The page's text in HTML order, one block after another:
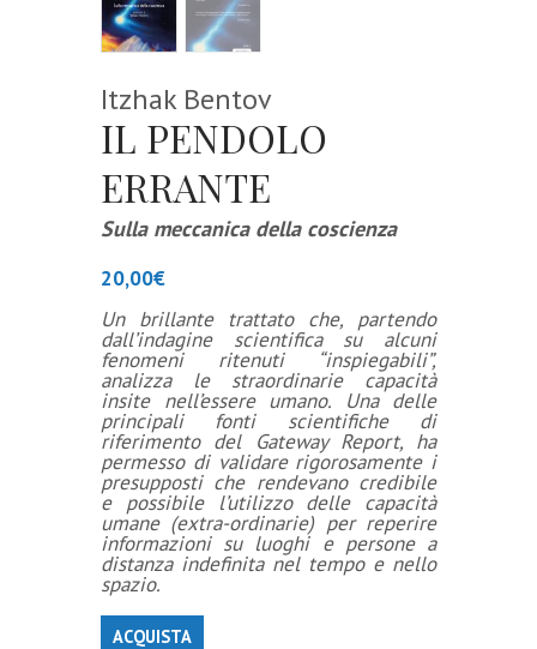
Itzhak Bentov
IL PENDOLO
ERRANTE
Sulla meccanica della coscienza
20,00€
Un brillante trattato che, partendo
dall’indagine scientifica su alcuni
fenomeni ritenuti “inspiegabili”,
analizza le straordinarie capacità
insite nell’essere umano. Una delle
principali fonti scientifiche di
riferimento del Gateway Report, ha
permesso di validare rigorosamente i
presupposti che rendevano credibile
e possibile l’utilizzo delle capacità
umane (extra-ordinarie) per reperire
informazioni su luoghi e persone a
distanza indefinita nel tempo e nello
spazio.
ACQUISTA